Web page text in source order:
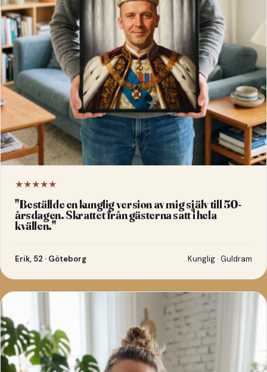
★★★★★
"Beställde en kunglig version av mig själv till 50-
årsdagen. Skrattet från gästerna satt i hela
kvällen."
Erik, 52 · Göteborg Kunglig · Guldram